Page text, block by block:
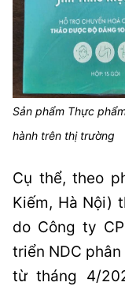
Sản phẩm Thực
hành trên thị trường
Cụ thể, theo
Kiếm, Hà Nội)
do Công ty
triển NDC
từ tháng 4/